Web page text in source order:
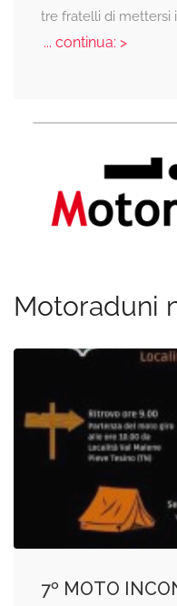
tre fratelli di mettersi
... continua: >
Motoraduni
7º MOTO